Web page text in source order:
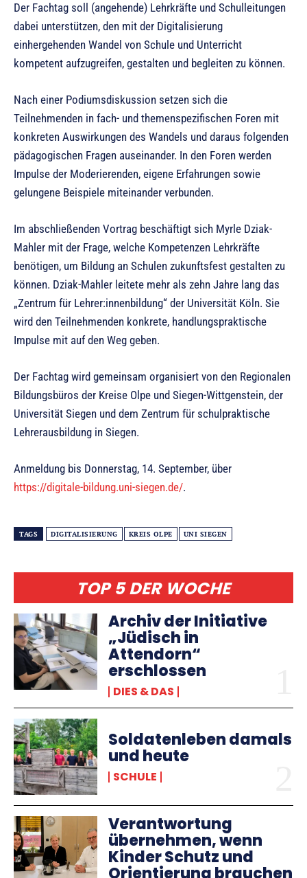
TOP 5 DER WOCHE
Archiv der Initiative
„Jüdisch in
Attendorn“
erschlossen
DIES & DAS
Soldatenleben damals
und heute
SCHULE
Verantwortung
übernehmen, wenn
Kinder Schutz und
Orientierung brauchen
Der Fachtag soll (angehende) Lehrkräfte und Schulleitungen
dabei unterstützen, den mit der Digitalisierung
einhergehenden Wandel von Schule und Unterricht
kompetent aufzugreifen, gestalten und begleiten zu können.
Nach einer Podiumsdiskussion setzen sich die
Teilnehmenden in fach- und themenspezifischen Foren mit
konkreten Auswirkungen des Wandels und daraus folgenden
pädagogischen Fragen auseinander. In den Foren werden
Impulse der Moderierenden, eigene Erfahrungen sowie
gelungene Beispiele miteinander verbunden.
Im abschließenden Vortrag beschäftigt sich Myrle Dziak-
Mahler mit der Frage, welche Kompetenzen Lehrkräfte
benötigen, um Bildung an Schulen zukunftsfest gestalten zu
können. Dziak-Mahler leitete mehr als zehn Jahre lang das
„Zentrum für Lehrer:innenbildung“ der Universität Köln. Sie
wird den Teilnehmenden konkrete, handlungspraktische
Impulse mit auf den Weg geben.
Der Fachtag wird gemeinsam organisiert von den Regionalen
Bildungsbüros der Kreise Olpe und Siegen-Wittgenstein, der
Universität Siegen und dem Zentrum für schulpraktische
Lehrerausbildung in Siegen.
Anmeldung bis Donnerstag, 14. September, über
https://digitale-bildung.uni-siegen.de/.
TAGS DIGITALISIERUNG KREIS OLPE UNI SIEGEN